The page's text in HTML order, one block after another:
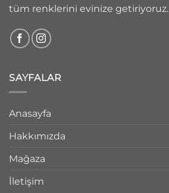
tüm renklerini evinize getiriyoruz.
SAYFALAR
Anasayfa
Hakkımızda
Mağaza
İletişim